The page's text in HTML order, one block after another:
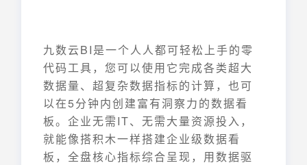
九数云BI是一个人人都可轻松上手的零
代码工具，您可以使用它完成各类超大
数据量、超复杂数据指标的计算，也可
以在5分钟内创建富有洞察力的数据看
板。企业无需IT、无需大量资源投入，
就能像搭积木一样搭建企业级数据看
板，全盘核心指标综合呈现，用数据驱